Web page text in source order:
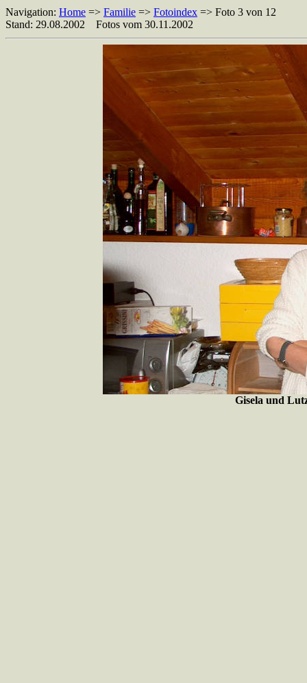
Navigation: Home => Familie => Fotoindex => Foto 3 von 12
Stand: 29.08.2002 Fotos vom 30.11.2002
Gisela und